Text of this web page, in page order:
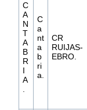
C
A
N
T
A
B
R
I
A
C
a
nt
a
b
ri
a.
CR
RUIJAS-
EBRO.